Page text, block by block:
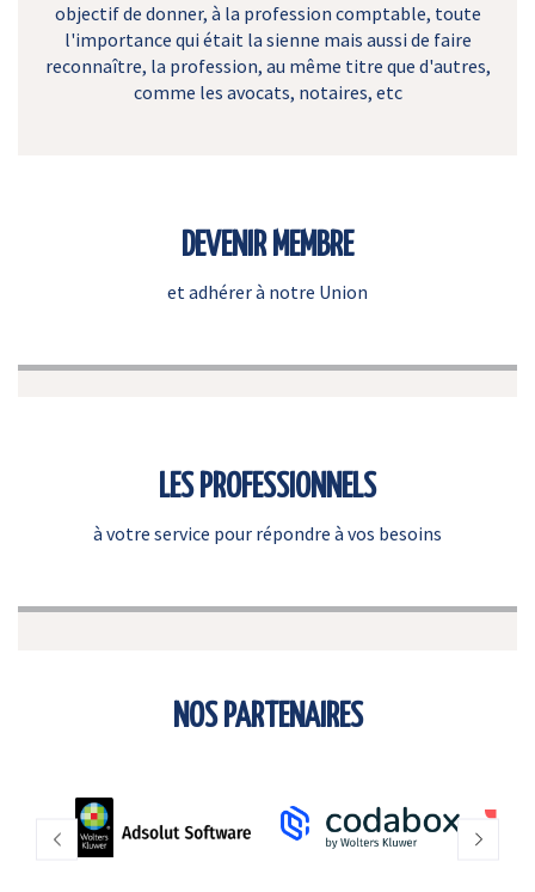
objectif de donner, à la profession comptable, toute
l'importance qui était la sienne mais aussi de faire
reconnaître, la profession, au même titre que d'autres,
comme les avocats, notaires, etc
DEVENIR MEMBRE
et adhérer à notre Union
LES PROFESSIONNELS
à votre service pour répondre à vos besoins
NOS PARTENAIRES